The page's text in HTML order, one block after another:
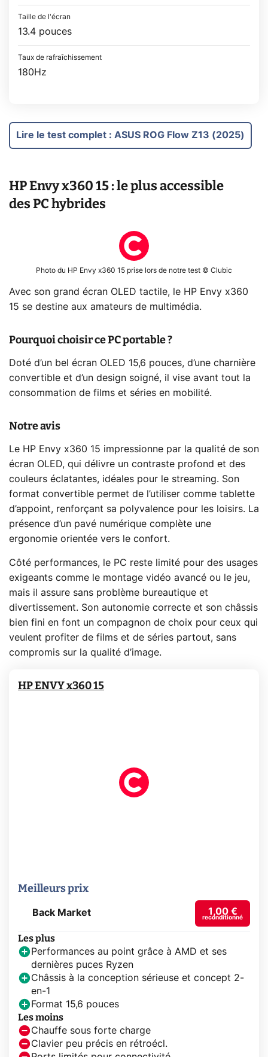
Taille de l'écran
13.4 pouces
Taux de rafraîchissement
180Hz
Lire le test complet : ASUS ROG Flow Z13 (2025)
HP Envy x360 15 : le plus accessible
des PC hybrides
Photo du HP Envy x360 15 prise lors de notre test © Clubic
Avec son grand écran OLED tactile, le HP Envy x360
15 se destine aux amateurs de multimédia.
Pourquoi choisir ce PC portable ?
Doté d’un bel écran OLED 15,6 pouces, d’une charnière
convertible et d’un design soigné, il vise avant tout la
consommation de films et séries en mobilité.
Notre avis
Le HP Envy x360 15 impressionne par la qualité de son
écran OLED, qui délivre un contraste profond et des
couleurs éclatantes, idéales pour le streaming. Son
format convertible permet de l’utiliser comme tablette
d’appoint, renforçant sa polyvalence pour les loisirs. La
présence d’un pavé numérique complète une
ergonomie orientée vers le confort.
Côté performances, le PC reste limité pour des usages
exigeants comme le montage vidéo avancé ou le jeu,
mais il assure sans problème bureautique et
divertissement. Son autonomie correcte et son châssis
bien fini en font un compagnon de choix pour ceux qui
veulent profiter de films et de séries partout, sans
compromis sur la qualité d’image.
HP ENVY x360 15
Meilleurs prix
Back Market 1,00 €
reconditionné
Les plus
Performances au point grâce à AMD et ses
dernières puces Ryzen
Châssis à la conception sérieuse et concept 2-
en-1
Format 15,6 pouces
Les moins
Chauffe sous forte charge
Clavier peu précis en rétroécl.